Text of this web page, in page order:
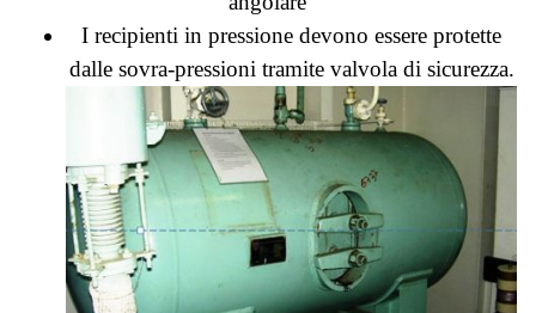
I recipienti in pressione devono essere protette
dalle sovra-pressioni tramite valvola di sicurezza.